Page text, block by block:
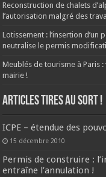
Reconstruction de chalets
l’autorisation malgré des
Lotissement : l’insertion d’un
neutralise le permis
Meublés de tourisme à Paris
mairie !
ARTICLES TIRES AU SORT !
ICPE – étendue des
15 décembre 2010
Permis de construire :
entraîne l’annulation !